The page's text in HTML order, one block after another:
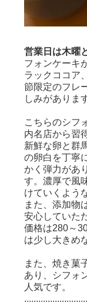
営業日は木曜
フォンケーキ
ラックココア
節限定のフレ
しみがありま
こちらのシフ
内名店から習
新鮮な卵と群
の卵白を丁寧
かく弾力があ
す。濃厚で風
けていくよう
また、添加物
安心していた
価格は280～
は少し大きめ
また、焼き菓
あり、シフォ
人気です。